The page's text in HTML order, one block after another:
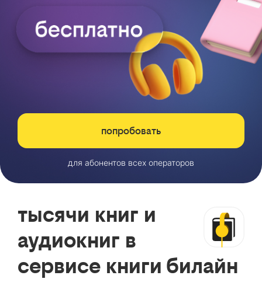
попробовать
для абонентов всех операторов
тысячи книг и
аудиокниг в
сервисе книги билайн